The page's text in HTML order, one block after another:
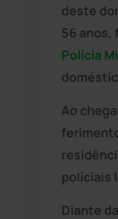
deste
56 anos,
Polícia
Ao
policiais
Diante